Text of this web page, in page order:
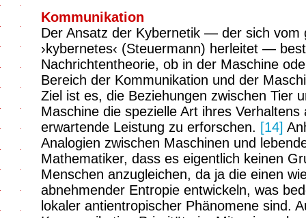
Kommunikation
Der Ansatz der Kybernetik — der sich vom
›kybernetes‹ (Steuermann) herleitet —
Nachrichtentheorie, ob in der Maschine
Bereich der Kommunikation und der
Ziel ist es, die Beziehungen zwischen Tier
Maschine die spezielle Art ihres
erwartende Leistung zu erforschen. [14]
Analogien zwischen Maschinen und
Mathematiker, dass es eigentlich keinen
Menschen anzugleichen, da ja die einen
abnehmender Entropie entwickeln, was
lokaler antientropischer Phänomene sind.